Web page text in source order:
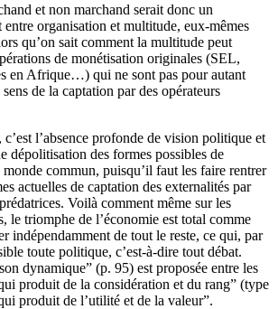
et non marchand serait donc un
organisation et multitude, eux-mêmes
qu’on sait comment la multitude peut
de monétisation originales (SEL,
en Afrique…) qui ne sont pas pour autant
de la captation par des opérateurs
l’absence profonde de vision politique et
dépolitisation des formes possibles de
commun, puisqu’il faut les faire rentrer
actuelles de captation des externalités par
Voilà comment même sur les
le triomphe de l’économie est total comme
indépendamment de tout le reste, ce qui, par
toute politique, c’est-à-dire tout débat.
dynamique” (p. 95) est proposée entre les
produit de la considération et du rang” (type
produit de l’utilité et de la valeur”.